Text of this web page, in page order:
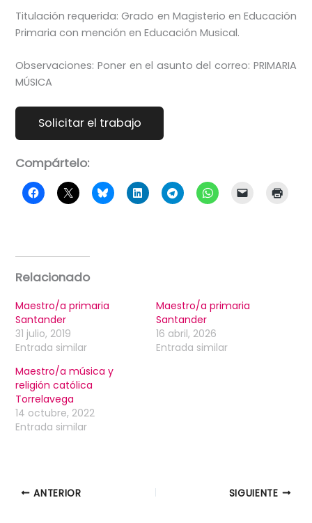
Titulación requerida: Grado en Magisterio en Educación
Primaria con mención en Educación Musical.
Observaciones: Poner en el asunto del correo: PRIMARIA
MÚSICA
Compártelo:
Relacionado
Maestro/a primaria
Santander
31 julio, 2019
Entrada similar
Maestro/a primaria
Santander
16 abril, 2026
Entrada similar
Maestro/a música y
religión católica
Torrelavega
14 octubre, 2022
Entrada similar
ANTERIOR SIGUIENTE